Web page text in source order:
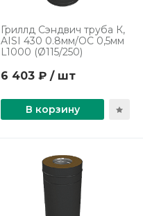
Гриллд Сэндвич труба К,
AISI 430 0.8мм/ОС 0,5мм
L1000 (Ø115/250)
6 403 ₽ / шт
В корзину